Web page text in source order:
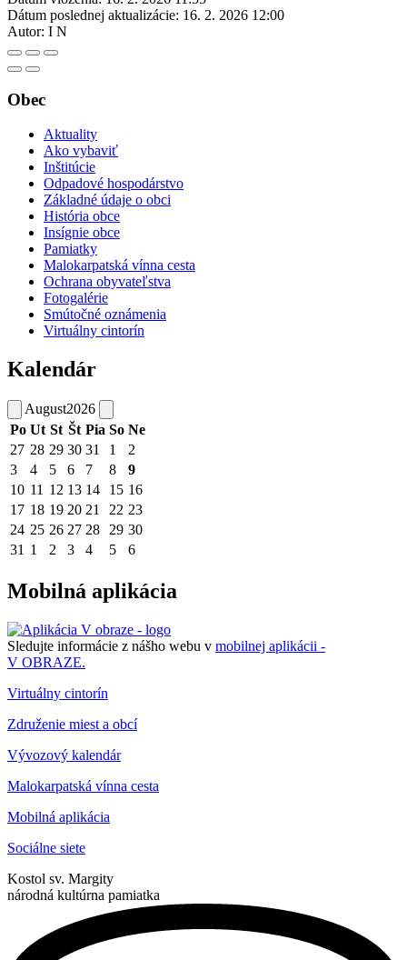
Dátum poslednej aktualizácie: 16. 2. 2026 12:00
Autor: I N
Obec
Aktuality
Ako vybaviť
Inštitúcie
Odpadové hospodárstvo
Základné údaje o obci
História obce
Insígnie obce
Pamiatky
Malokarpatská vínna cesta
Ochrana obyvateľstva
Fotogalérie
Smútočné oznámenia
Virtuálny cintorín
Kalendár
August2026
Po Ut St Št Pia So Ne
27 28 29 30 31 1
2
3
4 5 6 7 8
9
10 11 12 13 14 15 16
17 18 19 20 21 22 23
24 25 26 27 28 29 30
31 1 2 3 4 5 6
Mobilná aplikácia
Sledujte informácie z nášho webu v mobilnej aplikácii -
V OBRAZE.
Virtuálny cintorín
Združenie miest a obcí
Vývozový kalendár
Malokarpatská vínna cesta
Mobilná aplikácia
Sociálne siete
Kostol sv. Margity
národná kultúrna pamiatka